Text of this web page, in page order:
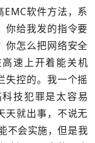
软件方法，系
你给我发的指令要
你怎么把网络安全
速上开着能关机
失控的。我一个摇
技犯罪是太容易
天就出事，不说无
不会实施，但是我